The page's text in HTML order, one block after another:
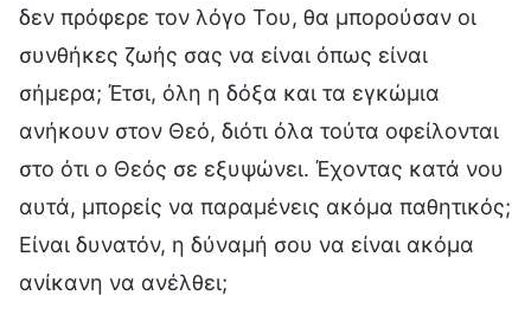
δεν πρόφερε τον λόγο Του, θα μπορούσαν οι
συνθήκες ζωής σας να είναι όπως είναι
σήμερα; Έτσι, όλη η δόξα και τα εγκώμια
ανήκουν στον Θεό, διότι όλα τούτα οφείλονται
στο ότι ο Θεός σε εξυψώνει. Έχοντας κατά νου
αυτά, μπορείς να παραμένεις ακόμα παθητικός;
Είναι δυνατόν, η δύναμή σου να είναι ακόμα
ανίκανη να ανέλθει;